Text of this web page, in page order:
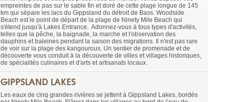
empreintes de pas sur le sable fin et doré de cette plage longue de 145
km qui sépare les lacs du Gippsland du détroit de Bass. Woodside
Beach est le point de départ de la plage de Ninety Mile Beach qui
s'étend jusqu'à Lakes Entrance. Adonnez-vous à tous types d'activités,
telles que la pêche, la baignade, la marche et l'observation des
dauphins et baleines pendant la saison des migrations. Il n'est pas rare
de voir sur la plage des kangourous. Un sentier de promenade et de
découverte vous conduit à la découverte de villes et villages historiques,
de spécialités culinaires et d'arts et artisanats locaux.
GIPPSLAND LAKES
Les eaux de cinq grandes rivières se jettent à Gippsland Lakes, bordés